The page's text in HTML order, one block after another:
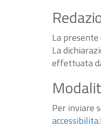
La
La
effettuata
Per inviare